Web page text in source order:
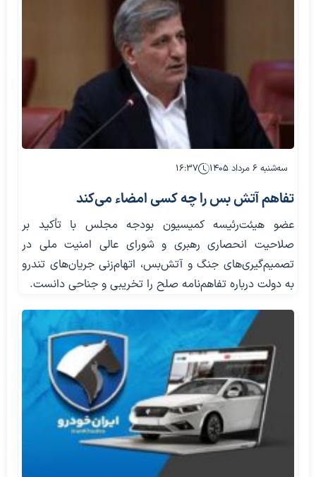
سه‌شنبه ۶ مرداد ۱۴۰۵ ۱۶:۳۷
تفاهم آتش بس را چه کسی امضاء می‌کند
عضو هیئت‌رئیسه کمیسیون بودجه مجلس با تأکید بر
صلاحیت انحصاری رهبری و شورای‌ عالی امنیت ملی در
تصمیم‌گیری‌های جنگ و آتش‌بس، اتهام‌زنی جریان‌های تندرو
به دولت درباره تفاهم‌نامه صلح را تخریبی و جناحی دانست.